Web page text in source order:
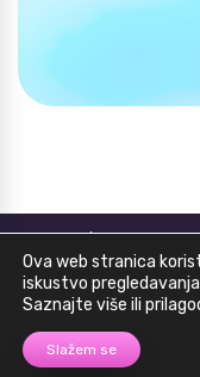
Pitanja & Odgovori
Uvjeti poslovanja
Ova web stranica
iskustvo
Saznajte više ili
Slažem se